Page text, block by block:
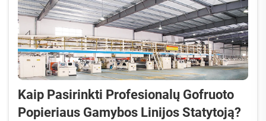
Kaip Pasirinkti Profesionalų Gofruoto
Popieriaus Gamybos Linijos Statytoją?